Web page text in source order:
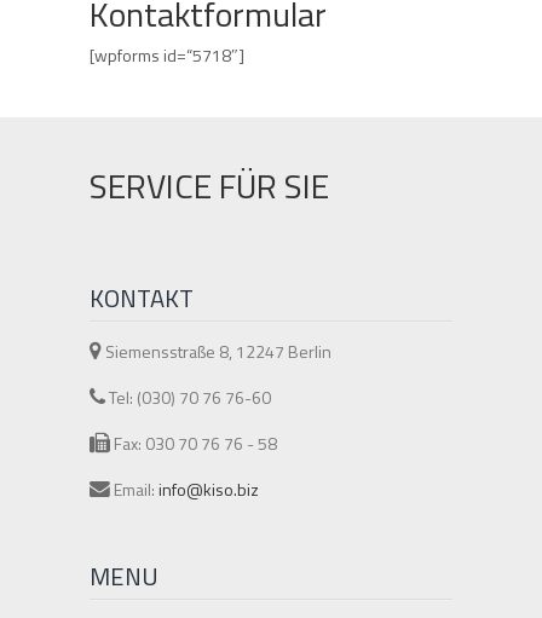
Kontaktformular
[wpforms id=“5718″]
SERVICE FÜR SIE
KONTAKT
Siemensstraße 8, 12247 Berlin
Tel: (030) 70 76 76-60
Fax: 030 70 76 76 - 58
Email:info@kiso.biz
MENU